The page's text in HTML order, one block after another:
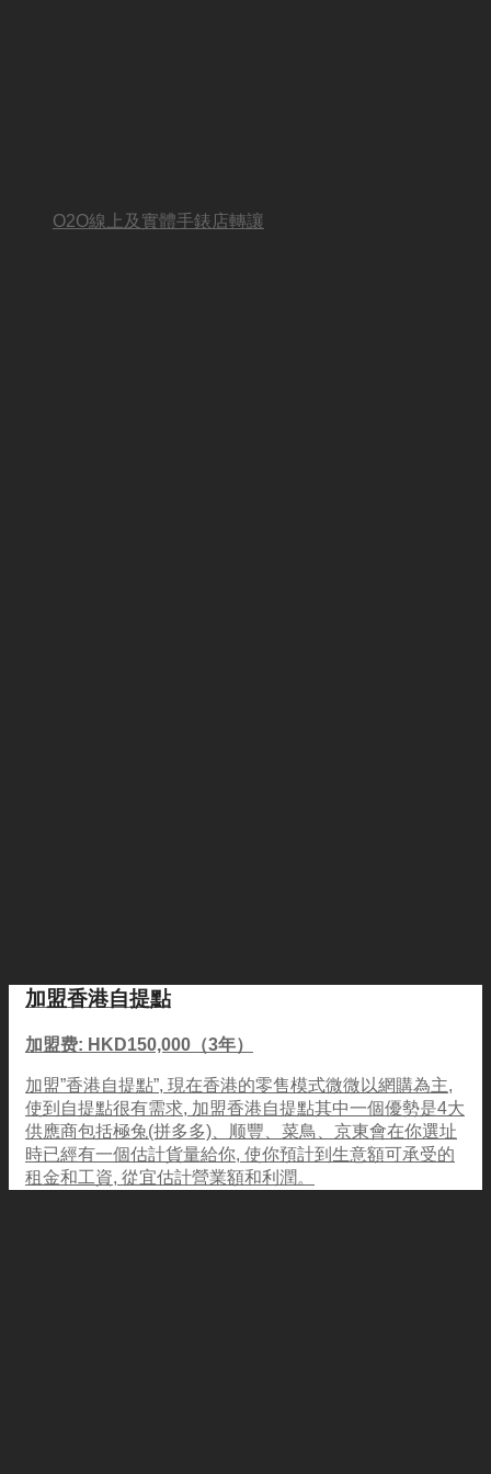
O2O線上及實體手錶店轉讓
加盟香港自提點
加盟费: HKD150,000（3年）
加盟”香港自提點”, 現在香港的零售模式微微以網購為主,
使到自提點很有需求, 加盟香港自提點其中一個優勢是4大
供應商包括極兔(拼多多)、顺豐、菜鳥、京東會在你選址
時已經有一個估計貨量給你, 使你預計到生意額可承受的
租金和工資, 從宜估計營業額和利潤。